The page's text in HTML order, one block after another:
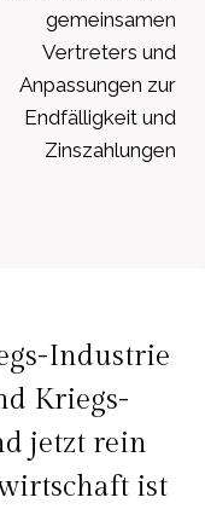
gemeinsamen
Vertreters und
Anpassungen zur
Endfälligkeit und
Zinszahlungen
Industrie
Kriegs-
jetzt rein
ist